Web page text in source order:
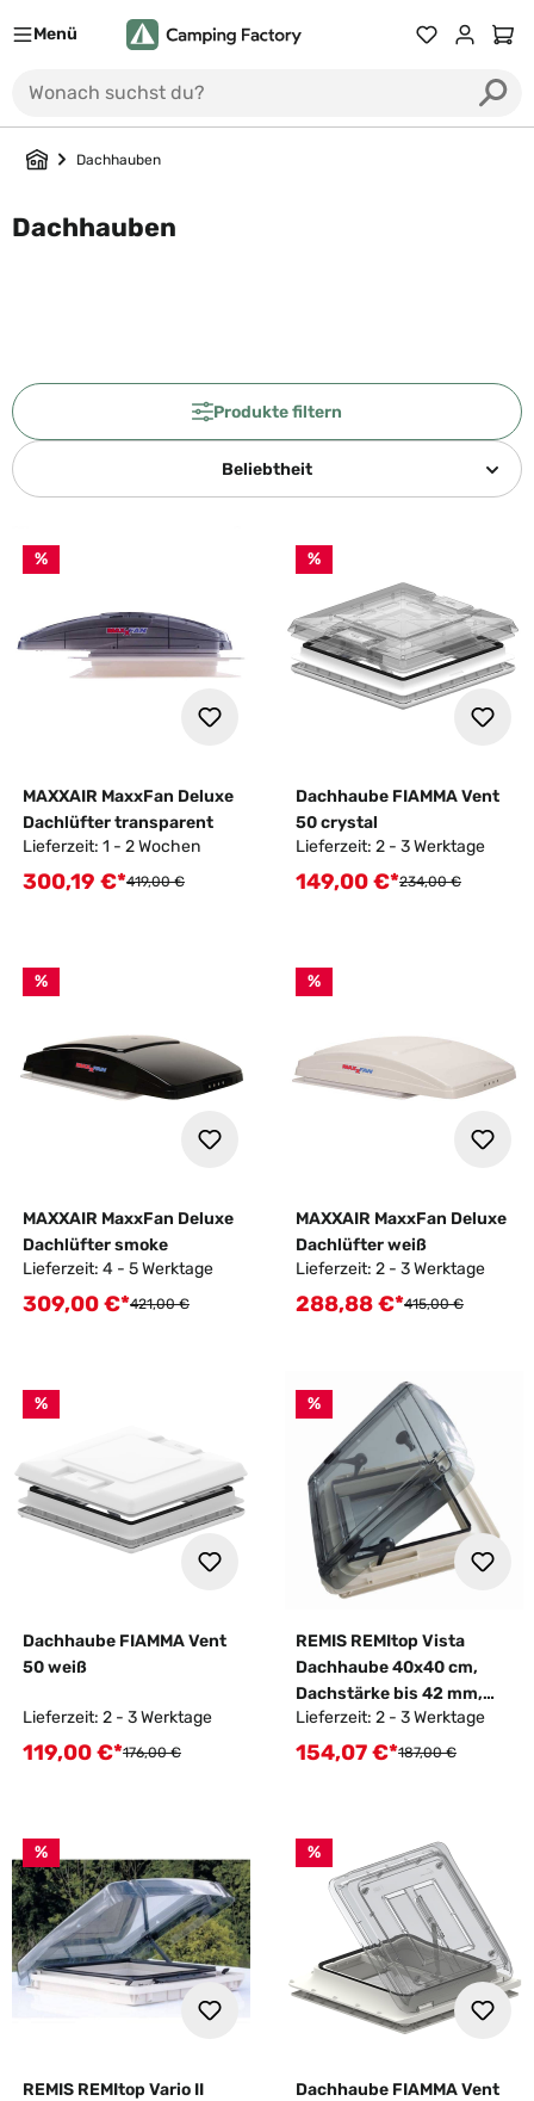
Menü Du hast 0
Dachhauben
Dachhauben
Produkte filtern
Beliebtheit
%
MAXXAIR MaxxFan Deluxe
Dachlüfter transparent
Lieferzeit: 1 - 2 Wochen
Verkaufspreis:
300,19 €*Regulärer Preis:
419,00 €
%
Dachhaube FIAMMA Vent
50 crystal
Lieferzeit: 2 - 3 Werktage
Verkaufspreis:
149,00 €*Regulärer Preis:
234,00 €
%
MAXXAIR MaxxFan Deluxe
Dachlüfter smoke
Lieferzeit: 4 - 5 Werktage
Verkaufspreis:
309,00 €*Regulärer Preis:
421,00 €
%
MAXXAIR MaxxFan Deluxe
Dachlüfter weiß
Lieferzeit: 2 - 3 Werktage
Verkaufspreis:
288,88 €*Regulärer Preis:
415,00 €
%
Dachhaube FIAMMA Vent
50 weiß
Lieferzeit: 2 - 3 Werktage
Verkaufspreis:
119,00 €*Regulärer Preis:
176,00 €
%
REMIS REMItop Vista
Dachhaube 40x40 cm,
Dachstärke bis 42 mm,
Rauchglas
Lieferzeit: 2 - 3 Werktage
Verkaufspreis:
154,07 €*Regulärer Preis:
187,00 €
%
REMIS REMItop Vario II
%
Dachhaube FIAMMA Vent